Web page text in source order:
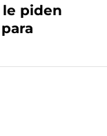
le piden